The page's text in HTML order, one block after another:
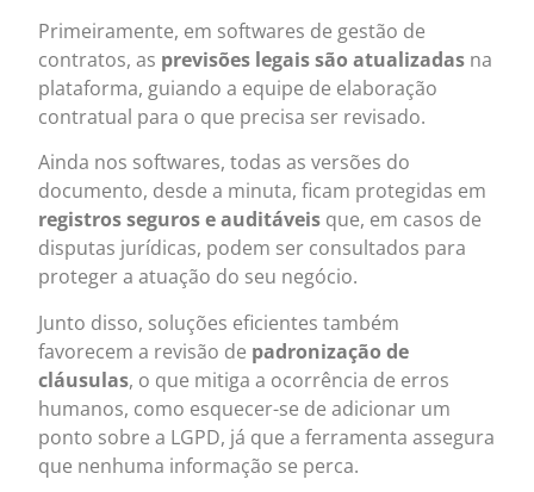
Primeiramente, em softwares de gestão de
contratos, as previsões legais são atualizadas na
plataforma, guiando a equipe de elaboração
contratual para o que precisa ser revisado.
Ainda nos softwares, todas as versões do
documento, desde a minuta, ficam protegidas em
registros seguros e auditáveis que, em casos de
disputas jurídicas, podem ser consultados para
proteger a atuação do seu negócio.
Junto disso, soluções eficientes também
favorecem a revisão de padronização de
cláusulas, o que mitiga a ocorrência de erros
humanos, como esquecer-se de adicionar um
ponto sobre a LGPD, já que a ferramenta assegura
que nenhuma informação se perca.